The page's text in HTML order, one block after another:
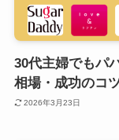
30代主婦でもパ
相場・成功のコ
2026年3月23日